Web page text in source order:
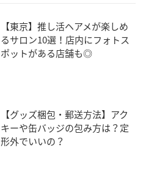
【東京】推し活ヘアメが楽しめ
るサロン10選！店内にフォトス
ポットがある店舗も◎
【グッズ梱包・郵送方法】アク
キーや缶バッジの包み方は？定
形外でいいの？